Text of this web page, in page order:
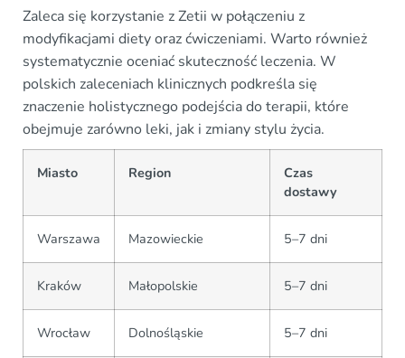
Zaleca się korzystanie z Zetii w połączeniu z
modyfikacjami diety oraz ćwiczeniami. Warto również
systematycznie oceniać skuteczność leczenia. W
polskich zaleceniach klinicznych podkreśla się
znaczenie holistycznego podejścia do terapii, które
obejmuje zarówno leki, jak i zmiany stylu życia.
Miasto Region
Czas
dostawy
Warszawa Mazowieckie 5–7 dni
Kraków Małopolskie 5–7 dni
Wrocław Dolnośląskie 5–7 dni